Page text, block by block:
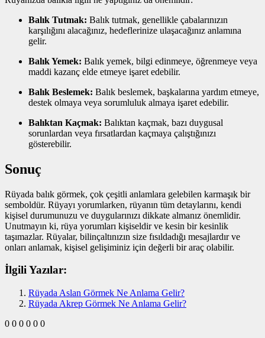
Balık Tutmak: Balık tutmak, genellikle çabalarınızın
karşılığını alacağınız, hedeflerinize ulaşacağınız anlamına
gelir.
Balık Yemek: Balık yemek, bilgi edinmeye, öğrenmeye veya
maddi kazanç elde etmeye işaret edebilir.
Balık Beslemek: Balık beslemek, başkalarına yardım etmeye,
destek olmaya veya sorumluluk almaya işaret edebilir.
Balıktan Kaçmak: Balıktan kaçmak, bazı duygusal
sorunlardan veya fırsatlardan kaçmaya çalıştığınızı
gösterebilir.
Sonuç
Rüyada balık görmek, çok çeşitli anlamlara gelebilen karmaşık bir
semboldür. Rüyayı yorumlarken, rüyanın tüm detaylarını, kendi
kişisel durumunuzu ve duygularınızı dikkate almanız önemlidir.
Unutmayın ki, rüya yorumları kişiseldir ve kesin bir kesinlik
taşımazlar. Rüyalar, bilinçaltınızın size fısıldadığı mesajlardır ve
onları anlamak, kişisel gelişiminiz için değerli bir araç olabilir.
İlgili Yazılar:
Rüyada Aslan Görmek Ne Anlama Gelir?
Rüyada Akrep Görmek Ne Anlama Gelir?
0 0 0 0 0 0